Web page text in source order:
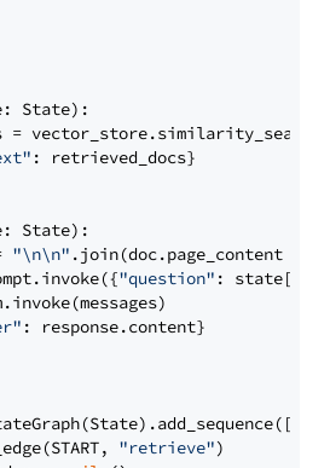
State):
=
: retrieved_docs}
State):
"\n\n" .join(doc.page_content
"question" : state[
: response.content}
"retrieve")